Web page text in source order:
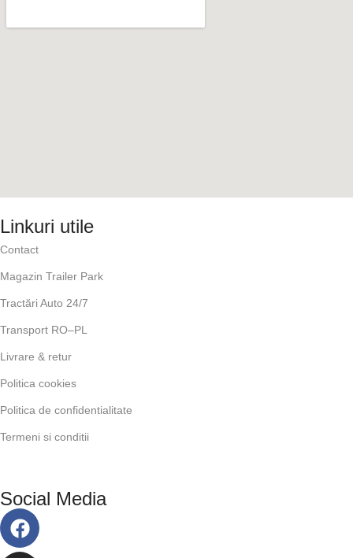
Linkuri utile
Contact
Magazin Trailer Park
Tractări Auto 24/7
Transport RO–PL
Livrare & retur
Politica cookies
Politica de confidentialitate
Termeni si conditii
Social Media